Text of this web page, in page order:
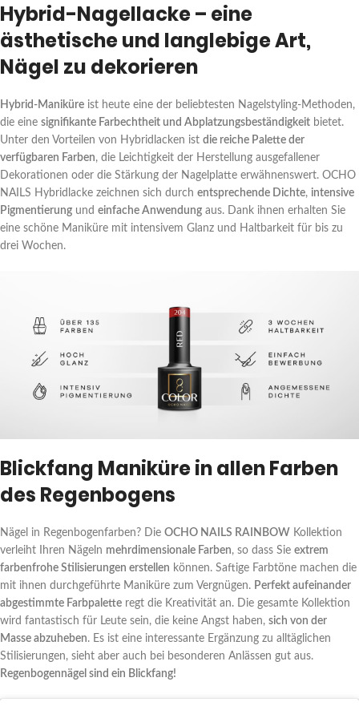
Hybrid-Nagellacke – eine
ästhetische und langlebige Art,
Nägel zu dekorieren
Hybrid-Maniküre ist heute eine der beliebtesten Nagelstyling-Methoden,
die eine signifikante Farbechtheit und Abplatzungsbeständigkeit bietet.
Unter den Vorteilen von Hybridlacken ist die reiche Palette der
verfügbaren Farben, die Leichtigkeit der Herstellung ausgefallener
Dekorationen oder die Stärkung der Nagelplatte erwähnenswert. OCHO
NAILS Hybridlacke zeichnen sich durch entsprechende Dichte, intensive
Pigmentierung und einfache Anwendung aus. Dank ihnen erhalten Sie
eine schöne Maniküre mit intensivem Glanz und Haltbarkeit für bis zu
drei Wochen.
Blickfang Maniküre in allen Farben
des Regenbogens
Nägel in Regenbogenfarben? Die OCHO NAILS RAINBOW Kollektion
verleiht Ihren Nägeln mehrdimensionale Farben, so dass Sie extrem
farbenfrohe Stilisierungen erstellen können. Saftige Farbtöne machen die
mit ihnen durchgeführte Maniküre zum Vergnügen. Perfekt aufeinander
abgestimmte Farbpalette regt die Kreativität an. Die gesamte Kollektion
wird fantastisch für Leute sein, die keine Angst haben, sich von der
Masse abzuheben. Es ist eine interessante Ergänzung zu alltäglichen
Stilisierungen, sieht aber auch bei besonderen Anlässen gut aus.
Regenbogennägel sind ein Blickfang!